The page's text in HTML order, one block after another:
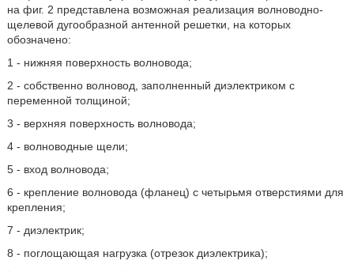
на фиг. 2 представлена возможная реализация волноводно-
щелевой дугообразной антенной решетки, на которых
обозначено:
1 - нижняя поверхность волновода;
2 - собственно волновод, заполненный диэлектриком с
переменной толщиной;
3 - верхняя поверхность волновода;
4 - волноводные щели;
5 - вход волновода;
6 - крепление волновода (фланец) с четырьмя отверстиями для
крепления;
7 - диэлектрик;
8 - поглощающая нагрузка (отрезок диэлектрика);